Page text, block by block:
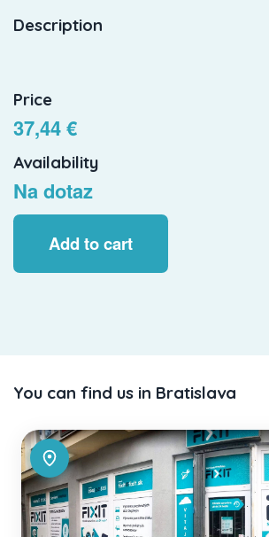
Description
Price
37,44 €
Availability
Na dotaz
Add to cart
You can find us in Bratislava